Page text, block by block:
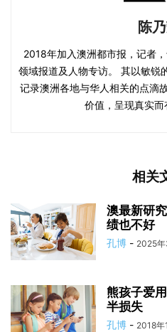
陈
2018年加入澳洲都市报，记者
领域报道及人物专访。 其以敏锐
记录澳洲各地与华人相关的点滴
价值，呈现真实而
相关
澳最新研
绩也不好
孔博 - 2025年
熊孩子爱
半损失
孔博 - 2018年